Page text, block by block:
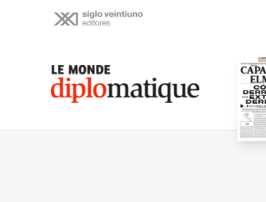
Le monde diplomatique